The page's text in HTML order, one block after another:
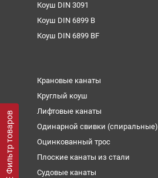
Фильтр товаров
Коуш DIN 3091
Коуш DIN 6899 B
Коуш DIN 6899 BF
Крановые канаты
Круглый коуш
Лифтовые канаты
Одинарной свивки (спиральные)
Оцинкованный трос
Плоские канаты из стали
Судовые канаты